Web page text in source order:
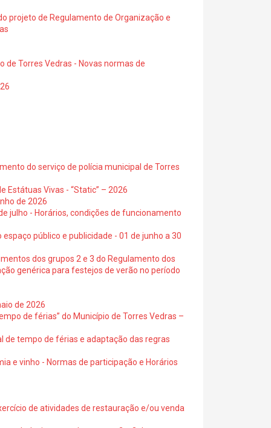
projeto de Regulamento de Organização e
de Torres Vedras - Novas normas de
do serviço de polícia municipal de Torres
Estátuas Vivas - “Static” – 2026
de 2026
julho - Horários, condições de funcionamento
público e publicidade - 01 de junho a 30
dos grupos 2 e 3 do Regulamento dos
genérica para festejos de verão no período
de 2026
de férias” do Município de Torres Vedras –
de tempo de férias e adaptação das regras
e vinho - Normas de participação e Horários
de atividades de restauração e/ou venda